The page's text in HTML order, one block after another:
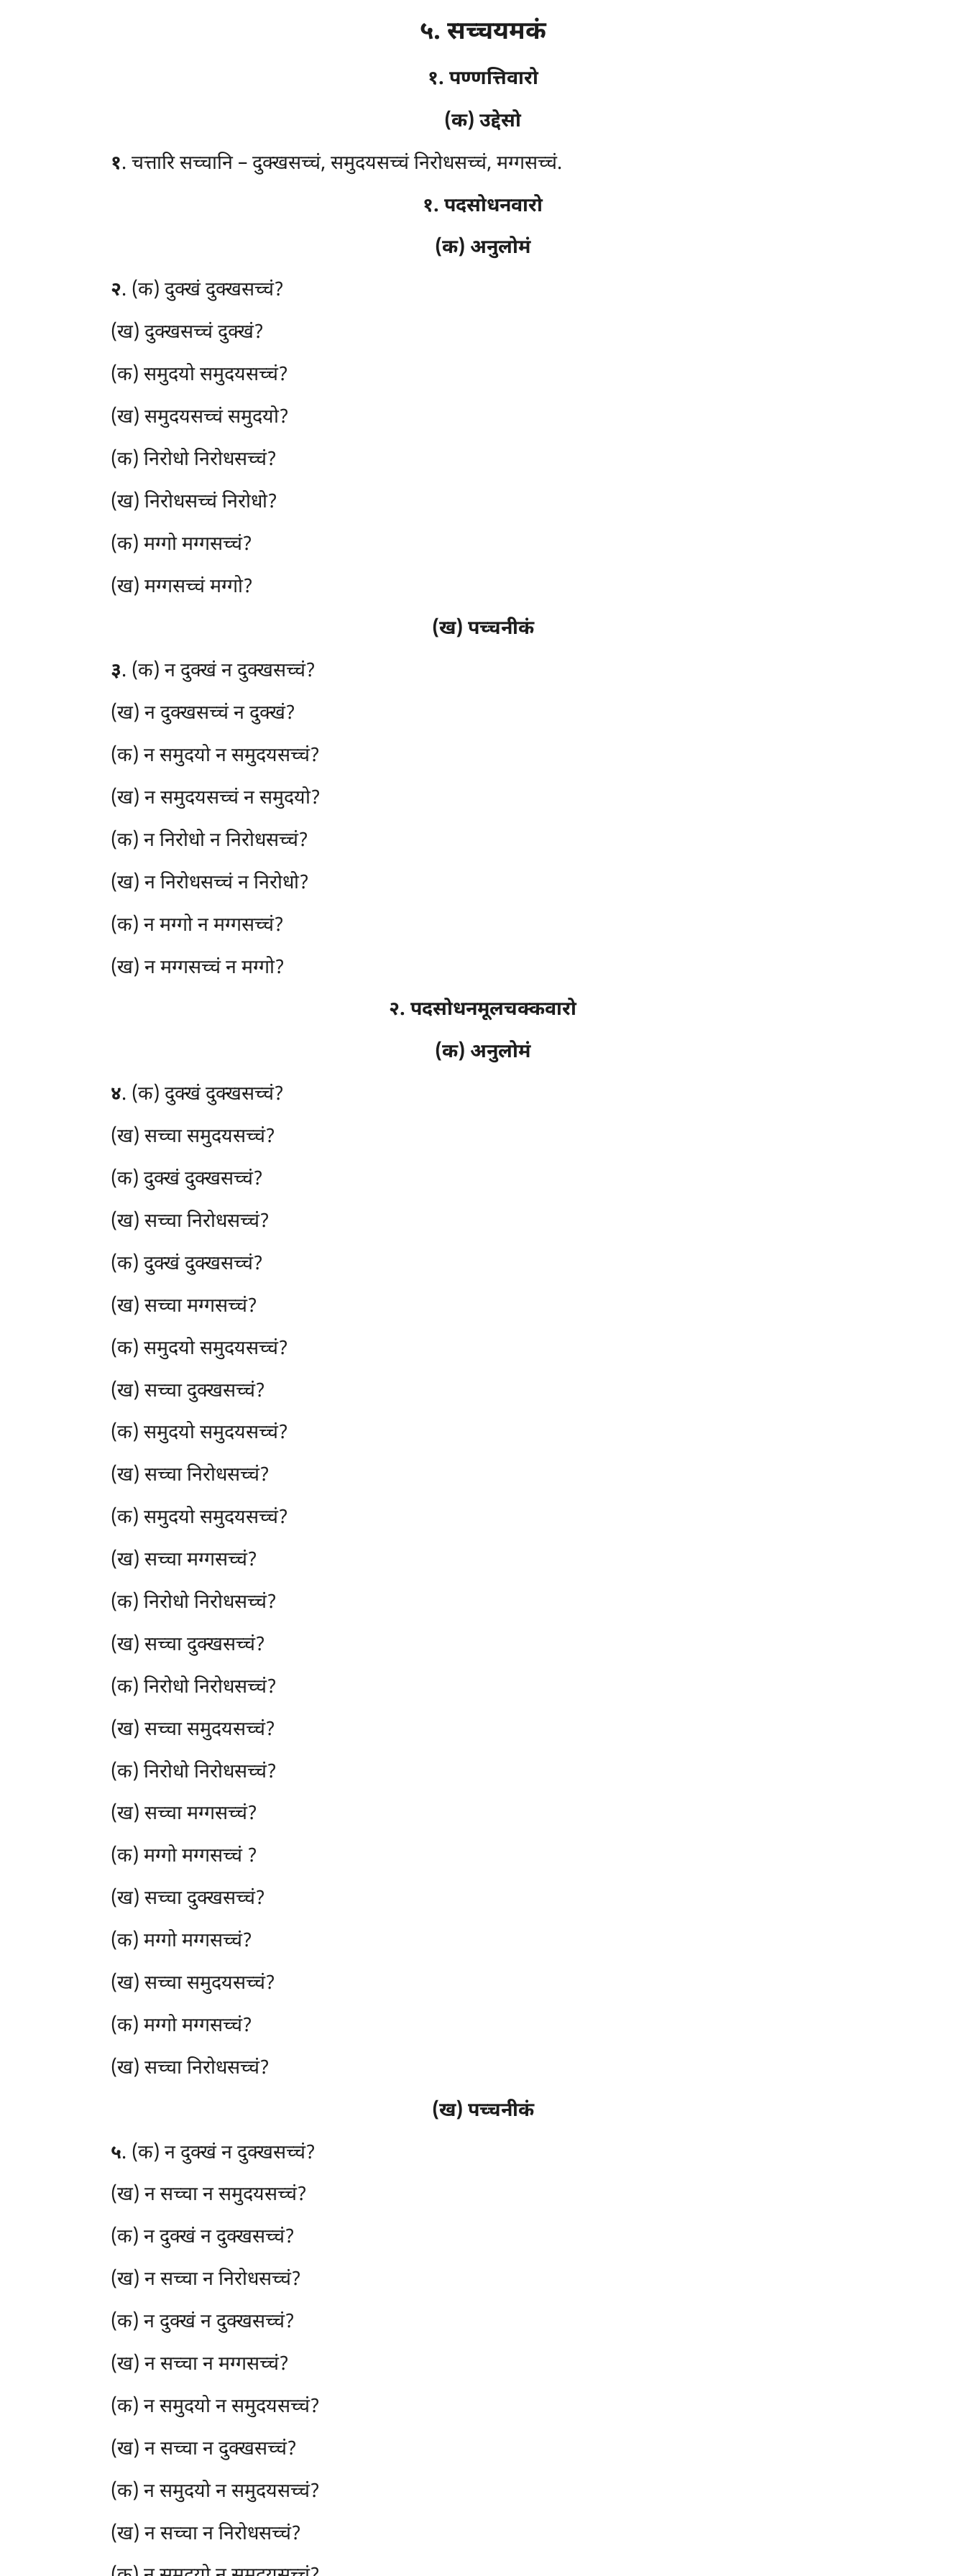
५. सच्चयमकं
१. पण्णत्तिवारो
(क) उद्देसो
१. चत्तारिसच्चानि – दुक्खसच्चं, समुदयसच्चं निरोधसच्चं, मग्गसच्चं.
१. पदसोधनवारो
(क) अनुलोमं
२. (क) दुक्खं दुक्खसच्चं?
(ख) दुक्खसच्चं दुक्खं?
(क) समुदयो समुदयसच्चं?
(ख) समुदयसच्चं समुदयो?
(क) निरोधो निरोधसच्चं?
(ख) निरोधसच्चं निरोधो?
(क) मग्गो मग्गसच्चं?
(ख) मग्गसच्चं मग्गो?
(ख) पच्चनीकं
३. (क) नदुक्खं न दुक्खसच्चं?
(ख) न दुक्खसच्चं न दुक्खं?
(क) न समुदयो न समुदयसच्चं?
(ख) न समुदयसच्चं न समुदयो?
(क) न निरोधो न निरोधसच्चं?
(ख) न निरोधसच्चं न निरोधो?
(क) न मग्गो न मग्गसच्चं?
(ख) न मग्गसच्चं न मग्गो?
२. पदसोधनमूलचक्कवारो
(क) अनुलोमं
४. (क) दुक्खंदुक्खसच्चं?
(ख) सच्चा समुदयसच्चं?
(क) दुक्खं दुक्खसच्चं?
(ख) सच्चा निरोधसच्चं?
(क) दुक्खं दुक्खसच्चं?
(ख) सच्चा मग्गसच्चं?
(क) समुदयो समुदयसच्चं?
(ख) सच्चा दुक्खसच्चं?
(क) समुदयो समुदयसच्चं?
(ख) सच्चा निरोधसच्चं?
(क) समुदयो समुदयसच्चं?
(ख) सच्चामग्गसच्चं?
(क) निरोधो निरोधसच्चं?
(ख) सच्चा दुक्खसच्चं?
(क) निरोधो निरोधसच्चं?
(ख) सच्चा समुदयसच्चं?
(क) निरोधो निरोधसच्चं?
(ख) सच्चा मग्गसच्चं?
(क) मग्गो मग्गसच्चं ?
(ख) सच्चा दुक्खसच्चं?
(क) मग्गो मग्गसच्चं?
(ख) सच्चा समुदयसच्चं?
(क) मग्गो मग्गसच्चं?
(ख) सच्चा निरोधसच्चं?
(ख) पच्चनीकं
५. (क) न दुक्खं न दुक्खसच्चं?
(ख) न सच्चा न समुदयसच्चं?
(क) न दुक्खं न दुक्खसच्चं?
(ख) न सच्चा न निरोधसच्चं?
(क) न दुक्खं न दुक्खसच्चं?
(ख) न सच्चा न मग्गसच्चं?
(क) न समुदयो न समुदयसच्चं?
(ख) न सच्चा न दुक्खसच्चं?
(क) न समुदयो न समुदयसच्चं?
(ख) न सच्चा न निरोधसच्चं?